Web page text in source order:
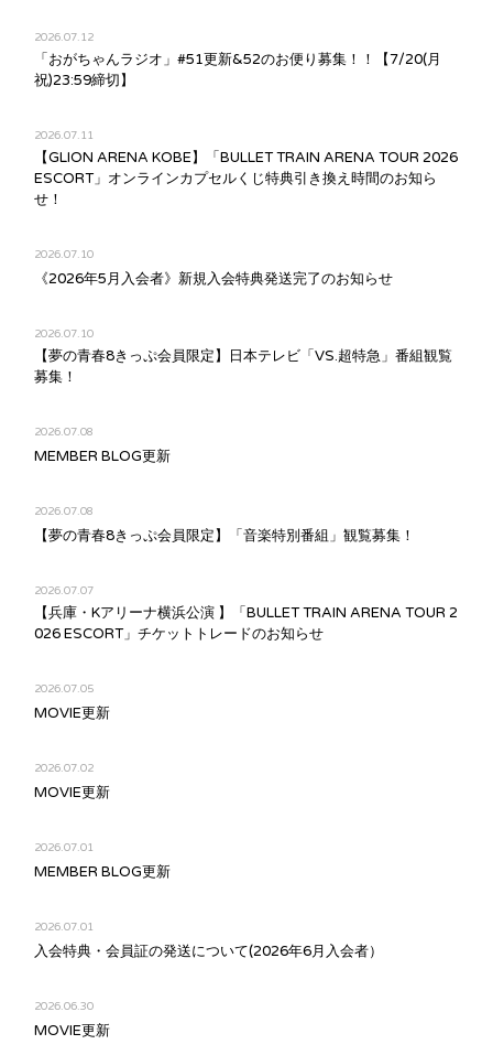
2026.07.12
「おがちゃんラジオ」#51更新&52のお便り募集！！【7/20(月
祝)23:59締切】
2026.07.11
【GLION ARENA KOBE】「BULLET TRAIN ARENA TOUR 2026
ESCORT」オンラインカプセルくじ特典引き換え時間のお知ら
せ！
2026.07.10
《2026年5月入会者》新規入会特典発送完了のお知らせ
2026.07.10
【夢の青春8きっぷ会員限定】日本テレビ「VS.超特急」番組観覧
募集！
2026.07.08
MEMBER BLOG更新
2026.07.08
【夢の青春8きっぷ会員限定】「音楽特別番組」観覧募集！
2026.07.07
【兵庫・Kアリーナ横浜公演 】「BULLET TRAIN ARENA TOUR 2
026 ESCORT」チケットトレードのお知らせ
2026.07.05
MOVIE更新
2026.07.02
MOVIE更新
2026.07.01
MEMBER BLOG更新
2026.07.01
入会特典・会員証の発送について(2026年6月入会者）
2026.06.30
MOVIE更新